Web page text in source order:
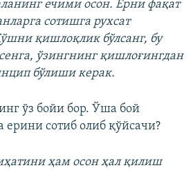
ечими осон. Ерни фақат
сотишга рухсат
қишлоқлик бўлсанг, бу
ўзингнинг қишлоғингдан
бўлиши керак.
ўз бойи бор. Ўша бой
сотиб олиб қўйсачи?
ҳам осон ҳал қилиш